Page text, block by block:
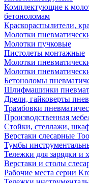
Комплектующие к
бетоноломам
Краскораспылители,
Молотки
Молотки пучковые
Пистолеты монтажные
Молотки
Молотки
Бетоноломы
Шлифмашинки
Дрели, гайковерты
Трамбовки
Производственная
Стойки, стеллажи,
Верстаки слесарные
Тумбы
Тележки для зарядки и
Верстаки и столы
Рабочие места серии